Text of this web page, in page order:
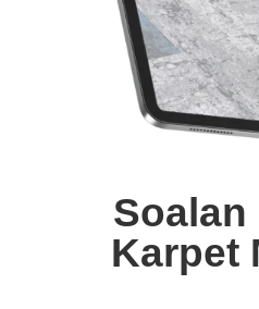
Soalan
Karpet